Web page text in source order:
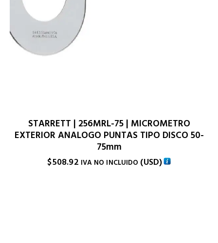
STARRETT | 256MRL-75 | MICROMETRO
EXTERIOR ANALOGO PUNTAS TIPO DISCO 50-
75mm
$508.92 IVA NO INCLUIDO (USD)